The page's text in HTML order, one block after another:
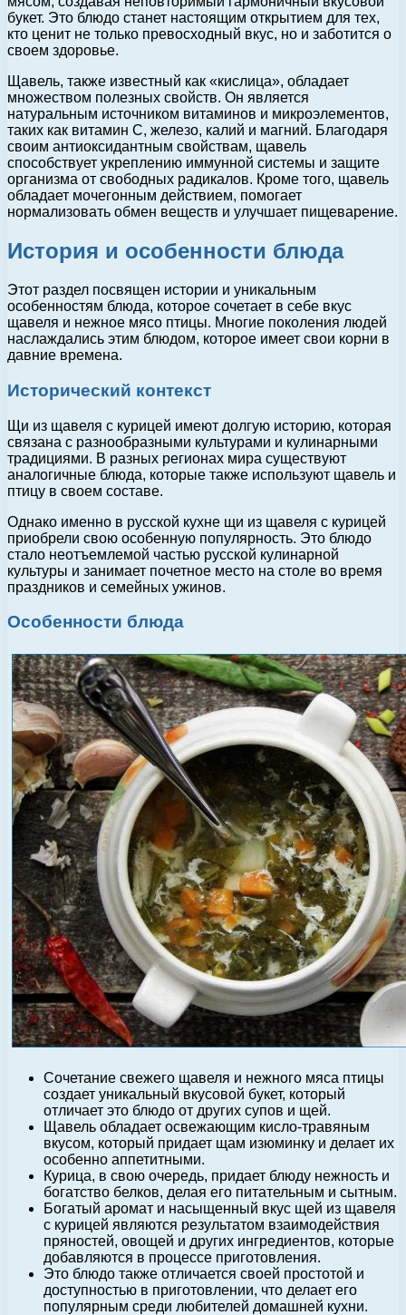
букет. Это блюдо станет настоящим открытием для тех,
кто ценит не только превосходный вкус, но и заботится о
своем здоровье.
Щавель, также известный как «кислица», обладает
множеством полезных свойств. Он является
натуральным источником витаминов и микроэлементов,
таких как витамин С, железо, калий и магний. Благодаря
своим антиоксидантным свойствам, щавель
способствует укреплению иммунной системы и защите
организма от свободных радикалов. Кроме того, щавель
обладает мочегонным действием, помогает
нормализовать обмен веществ и улучшает пищеварение.
История и особенности блюда
Этот раздел посвящен истории и уникальным
особенностям блюда, которое сочетает в себе вкус
щавеля и нежное мясо птицы. Многие поколения людей
наслаждались этим блюдом, которое имеет свои корни в
давние времена.
Исторический контекст
Щи из щавеля с курицей имеют долгую историю, которая
связана с разнообразными культурами и кулинарными
традициями. В разных регионах мира существуют
аналогичные блюда, которые также используют щавель и
птицу в своем составе.
Однако именно в русской кухне щи из щавеля с курицей
приобрели свою особенную популярность. Это блюдо
стало неотъемлемой частью русской кулинарной
культуры и занимает почетное место на столе во время
праздников и семейных ужинов.
Особенности блюда
Сочетание свежего щавеля и нежного мяса птицы
создает уникальный вкусовой букет, который
отличает это блюдо от других супов и щей.
Щавель обладает освежающим кисло-травяным
вкусом, который придает щам изюминку и делает их
особенно аппетитными.
Курица, в свою очередь, придает блюду нежность и
богатство белков, делая его питательным и сытным.
Богатый аромат и насыщенный вкус щей из щавеля
с курицей являются результатом взаимодействия
пряностей, овощей и других ингредиентов, которые
добавляются в процессе приготовления.
Это блюдо также отличается своей простотой и
доступностью в приготовлении, что делает его
популярным среди любителей домашней кухни.